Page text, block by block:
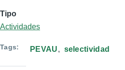
Tipo
Actividades
Tags PEVAU selectividad